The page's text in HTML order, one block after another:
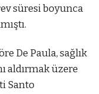
süresi boyunca
De Paula, sağlık
aldırmak üzere
Santo